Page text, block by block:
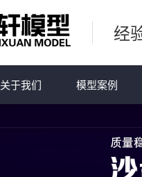
经
关于我们 模型案例